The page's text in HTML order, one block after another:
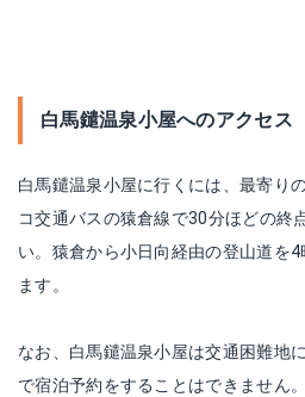
白馬鑓温泉小屋へのアクセス
白馬鑓温泉小屋に行くには、最寄り
コ交通バスの猿倉線で30分ほどの終
い。猿倉から小日向経由の登山道を
ます。
なお、白馬鑓温泉小屋は交通困難地
で宿泊予約をすることはできません